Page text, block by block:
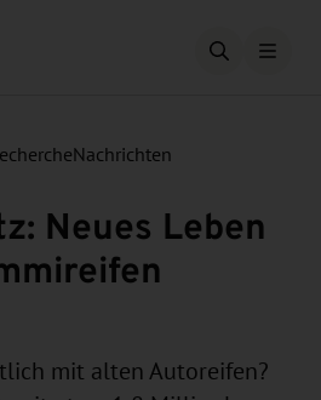
Suche
Nachrichten
Neues Leben
mit alten Autoreifen?